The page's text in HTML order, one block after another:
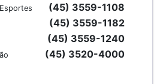
(45) 3559-1108
(45) 3559-1182
(45) 3559-1240
(45) 3520-4000